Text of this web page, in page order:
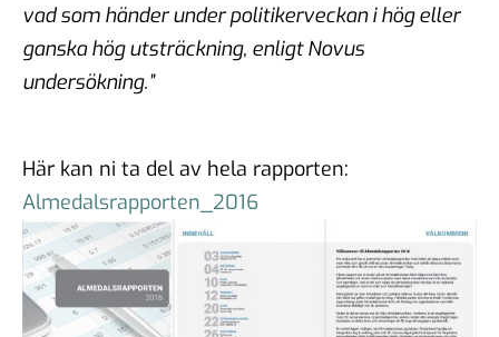
vad som händer under politikerveckan i hög eller
ganska hög utsträckning, enligt Novus
undersökning.”
Här kan ni ta del av hela rapporten:
Almedalsrapporten_2016